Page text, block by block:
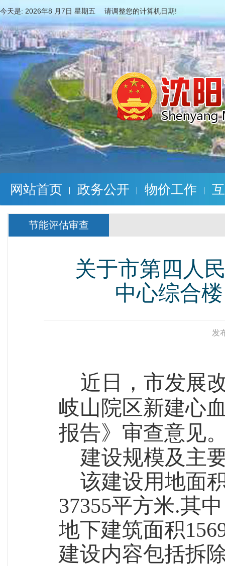
今天是: 2026年8 月7日 星期五 请调整您的计算机日期!
网站首页 政务公开 物价工作
节能评估审查
关于市第四人
中心综合
发
近日，市发展
岐山院区新建心
报告》审查意见
建设规模及主
该建设用地面
37355平方米.其
地下建筑面积
建设内容包括拆